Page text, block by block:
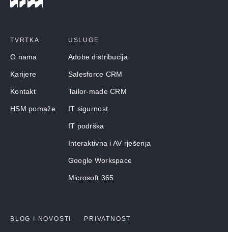
TVRTKA
O nama
Karijere
Kontakt
HSM pomaže
USLUGE
Adobe distribucija
Salesforce CRM
Tailor-made CRM
IT sigurnost
IT podrška
Interaktivna i AV rješenja
Google Workspace
Microsoft 365
BLOG I NOVOSTI PRIVATNOST